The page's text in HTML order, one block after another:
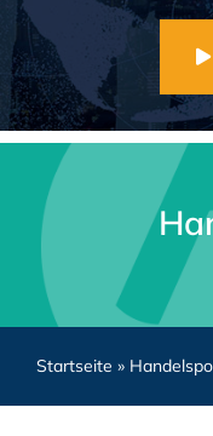
Kontakt
Startseite »